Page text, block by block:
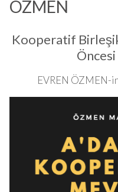
ÖZMEN
Kooperatif
EVREN ÖZMEN-